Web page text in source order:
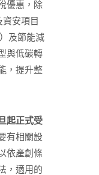
優惠，除
資安項目
及節能減
與低碳轉
，提升整
起正式受
有相關設
依產創條
，適用的